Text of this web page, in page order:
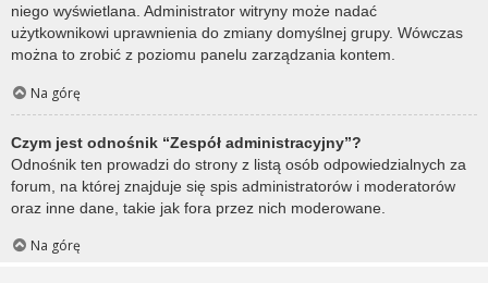
niego wyświetlana. Administrator witryny może nadać
użytkownikowi uprawnienia do zmiany domyślnej grupy. Wówczas
można to zrobić z poziomu panelu zarządzania kontem.
Na górę
Czym jest odnośnik “Zespół administracyjny”?
Odnośnik ten prowadzi do strony z listą osób odpowiedzialnych za
forum, na której znajduje się spis administratorów i moderatorów
oraz inne dane, takie jak fora przez nich moderowane.
Na górę